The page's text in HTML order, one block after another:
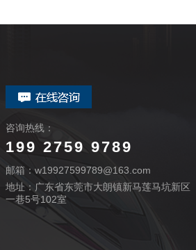
咨询热线：
199 2759 9789
邮箱：w19927599789@163.com
地址：广东省东莞市大朗镇新马莲马坑新区
一巷5号102室